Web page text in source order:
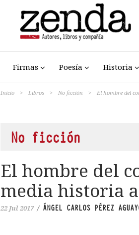
Firmas Poesía Historia
Inicio > Libros > No ficción > El hombre del
No ficción
El hombre del
media historia
22 Jul 2017 / ÁNGEL CARLOS PÉREZ